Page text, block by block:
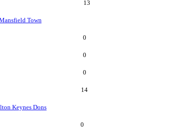
13
Town
0
0
0
14
Keynes Dons
0